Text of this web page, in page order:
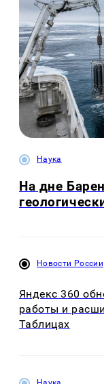
Наука
На дне
Новости России
Яндекс 360
работы и
Таблицах